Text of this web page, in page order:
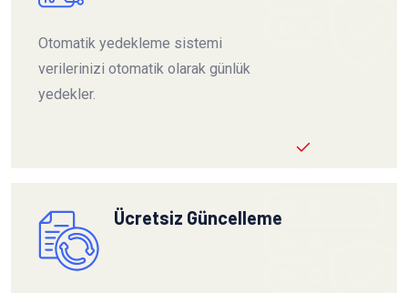
Otomatik yedekleme sistemi
verilerinizi otomatik olarak günlük
yedekler.
Ücretsiz Güncelleme